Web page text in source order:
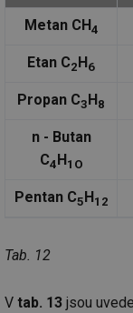
Metan CH4
Etan C2 H 6
Propan C3 H 8
n - Butan
C4 H1O
Pentan C5 H12
Tab. 12
V tab. 13 jsou